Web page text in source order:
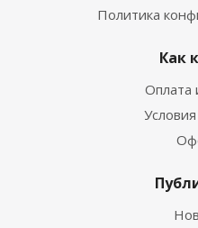
Политика
Как
Оплата